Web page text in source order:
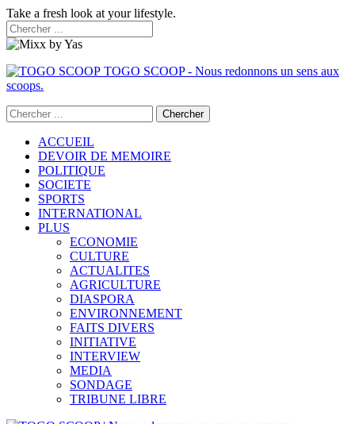
Take a fresh look at your lifestyle.
TOGO SCOOP - Nous redonnons un sens aux
scoops.
ACCUEIL
DEVOIR DE MEMOIRE
POLITIQUE
SOCIETE
SPORTS
INTERNATIONAL
PLUS
ECONOMIE
CULTURE
ACTUALITES
AGRICULTURE
DIASPORA
ENVIRONNEMENT
FAITS DIVERS
INITIATIVE
INTERVIEW
MEDIA
SONDAGE
TRIBUNE LIBRE